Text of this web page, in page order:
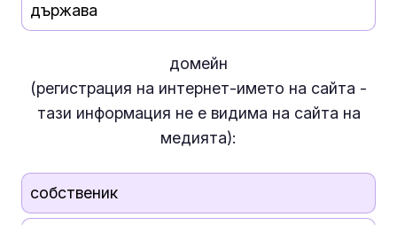
държава
домейн
(регистрация на интернет-името на сайта -
тази информация не евидима на сайта на
медията):
собственик